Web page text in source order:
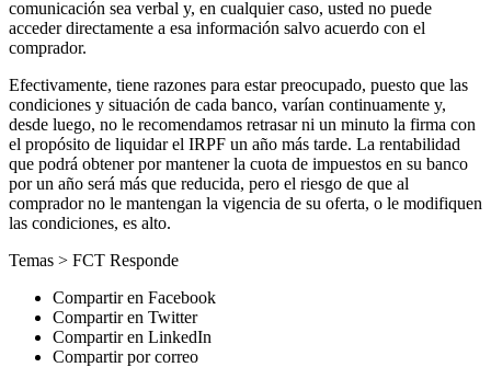
comunicación sea verbal y, en cualquier caso, usted no puede
acceder directamente a esa información salvo acuerdo con el
comprador.
Efectivamente, tiene razones para estar preocupado, puesto que las
condiciones y situación de cada banco, varían continuamente y,
desde luego, no le recomendamos retrasar ni un minuto la firma con
el propósito de liquidar el IRPF un año más tarde. La rentabilidad
que podrá obtener por mantener la cuota de impuestos en su banco
por un año será más que reducida, pero el riesgo de que al
comprador no le mantengan la vigencia de su oferta, o le modifiquen
las condiciones, es alto.
Temas > FCT Responde
Compartir en Facebook
Compartir en Twitter
Compartir en LinkedIn
Compartir por correo